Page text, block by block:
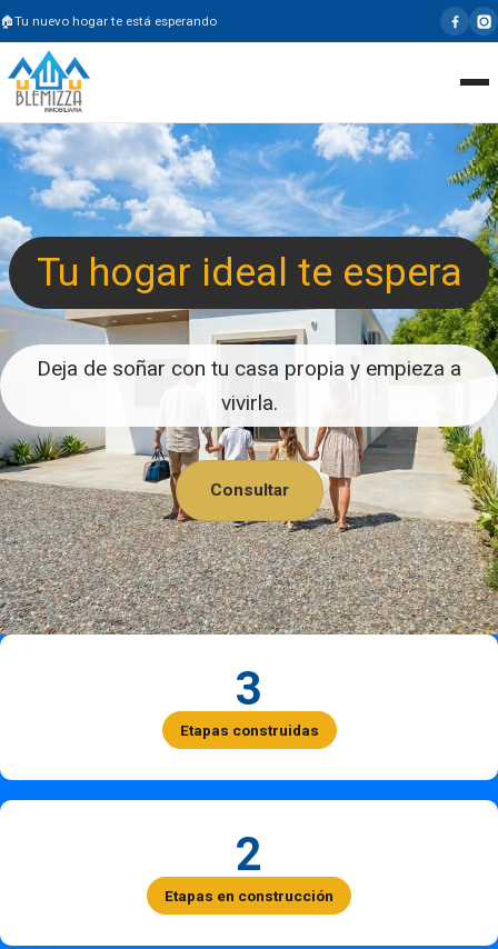
Tu nuevo hogar te está esperando
Tu hogar ideal te espera
Deja de soñar con tu casa propia y empieza a
vivirla.
Consultar
3
Etapas construidas
2
Etapas en construcción